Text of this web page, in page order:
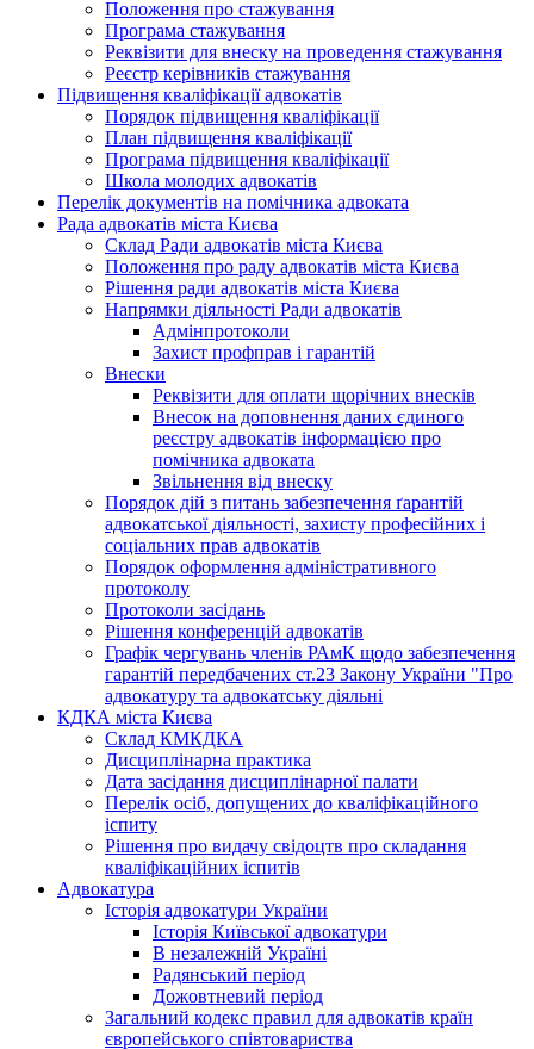
Положення про стажування
Програма стажування
Реквізити для внеску на проведення стажування
Реєстр керівників стажування
Підвищення кваліфікації адвокатів
Порядок підвищення кваліфікації
План підвищення кваліфікації
Програма підвищення кваліфікації
Школа молодих адвокатів
Перелік документів на помічника адвоката
Рада адвокатів міста Києва
Склад Ради адвокатів міста Києва
Положення про раду адвокатів міста Києва
Рішення ради адвокатів міста Києва
Напрямки діяльності Ради адвокатів
Адмінпротоколи
Захист профправ і гарантій
Внески
Реквізити для оплати щорічних внесків
Внесок на доповнення даних єдиного
реєстру адвокатів інформацією про
помічника адвоката
Звільнення від внеску
Порядок дій з питань забезпечення ґарантій
адвокатської діяльності, захисту професійних і
соціальних прав адвокатів
Порядок оформлення адміністративного
протоколу
Протоколи засідань
Рішення конференцій адвокатів
Графік чергувань членів РАмК щодо забезпечення
гарантій передбачених ст.23 Закону України "Про
адвокатуру та адвокатську діяльні
КДКА міста Києва
Склад КМКДКА
Дисциплінарна практика
Дата засідання дисциплінарної палати
Перелік осіб, допущених до кваліфікаційного
іспиту
Рішення про видачу свідоцтв про складання
кваліфікаційних іспитів
Адвокатура
Історія адвокатури України
Історія Київської адвокатури
В незалежній Україні
Радянський період
Дожовтневий період
Загальний кодекс правил для адвокатів країн
європейського співтовариства